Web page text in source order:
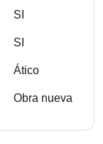
SI
SI
Ático
Obra nueva